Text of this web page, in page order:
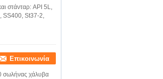
στάνταρ: API 5L,
SS400, St37-2,
Επικοινωνία
σωλήνας χάλυβα